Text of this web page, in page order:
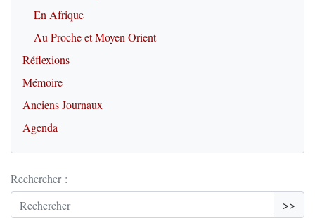
En Afrique
Au Proche et Moyen Orient
Réflexions
Mémoire
Anciens Journaux
Agenda
Rechercher :
>>